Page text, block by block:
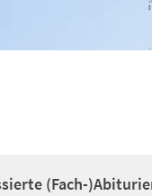
(Fach-